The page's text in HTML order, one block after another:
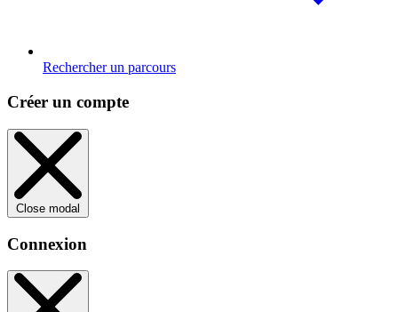
Rechercher un parcours
Créer un compte
Close modal
Connexion